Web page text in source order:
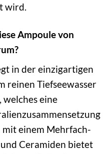
wird.
Ampoule von
in der einzigartigen
reinen Tiefseewasser
eine
einem Mehrfach-
Ceramiden bietet